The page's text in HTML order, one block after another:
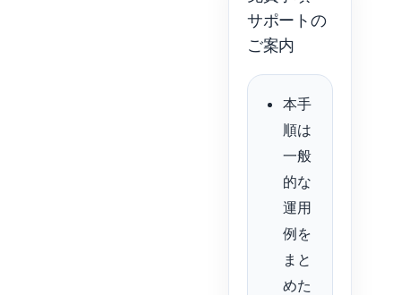
サポートの
ご案内
本手
順は
一般
的な
運用
例を
まと
めた